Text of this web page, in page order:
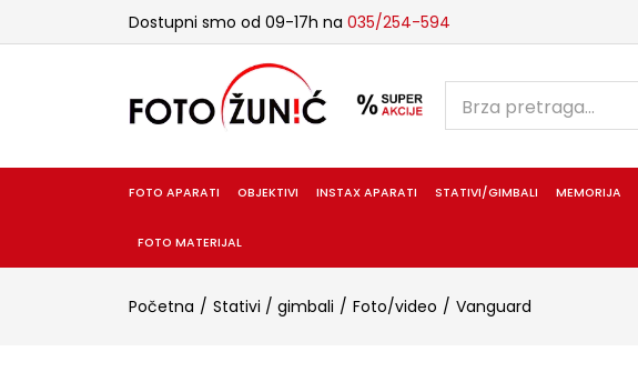
Dostupni smo od 09-17h na 035/254-594
FOTO APARATI OBJEKTIVI INSTAX APARATI STATIVI/GIMBALI MEMORIJA
FOTO MATERIJAL
Početna Stativi / gimbali Foto/video Vanguard